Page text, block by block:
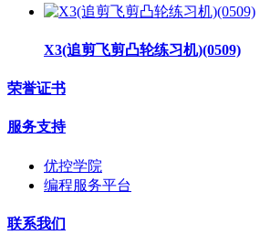
X3(追剪飞剪凸轮练习机)(0509)
荣誉证书
服务支持
优控学院
编程服务平台
联系我们